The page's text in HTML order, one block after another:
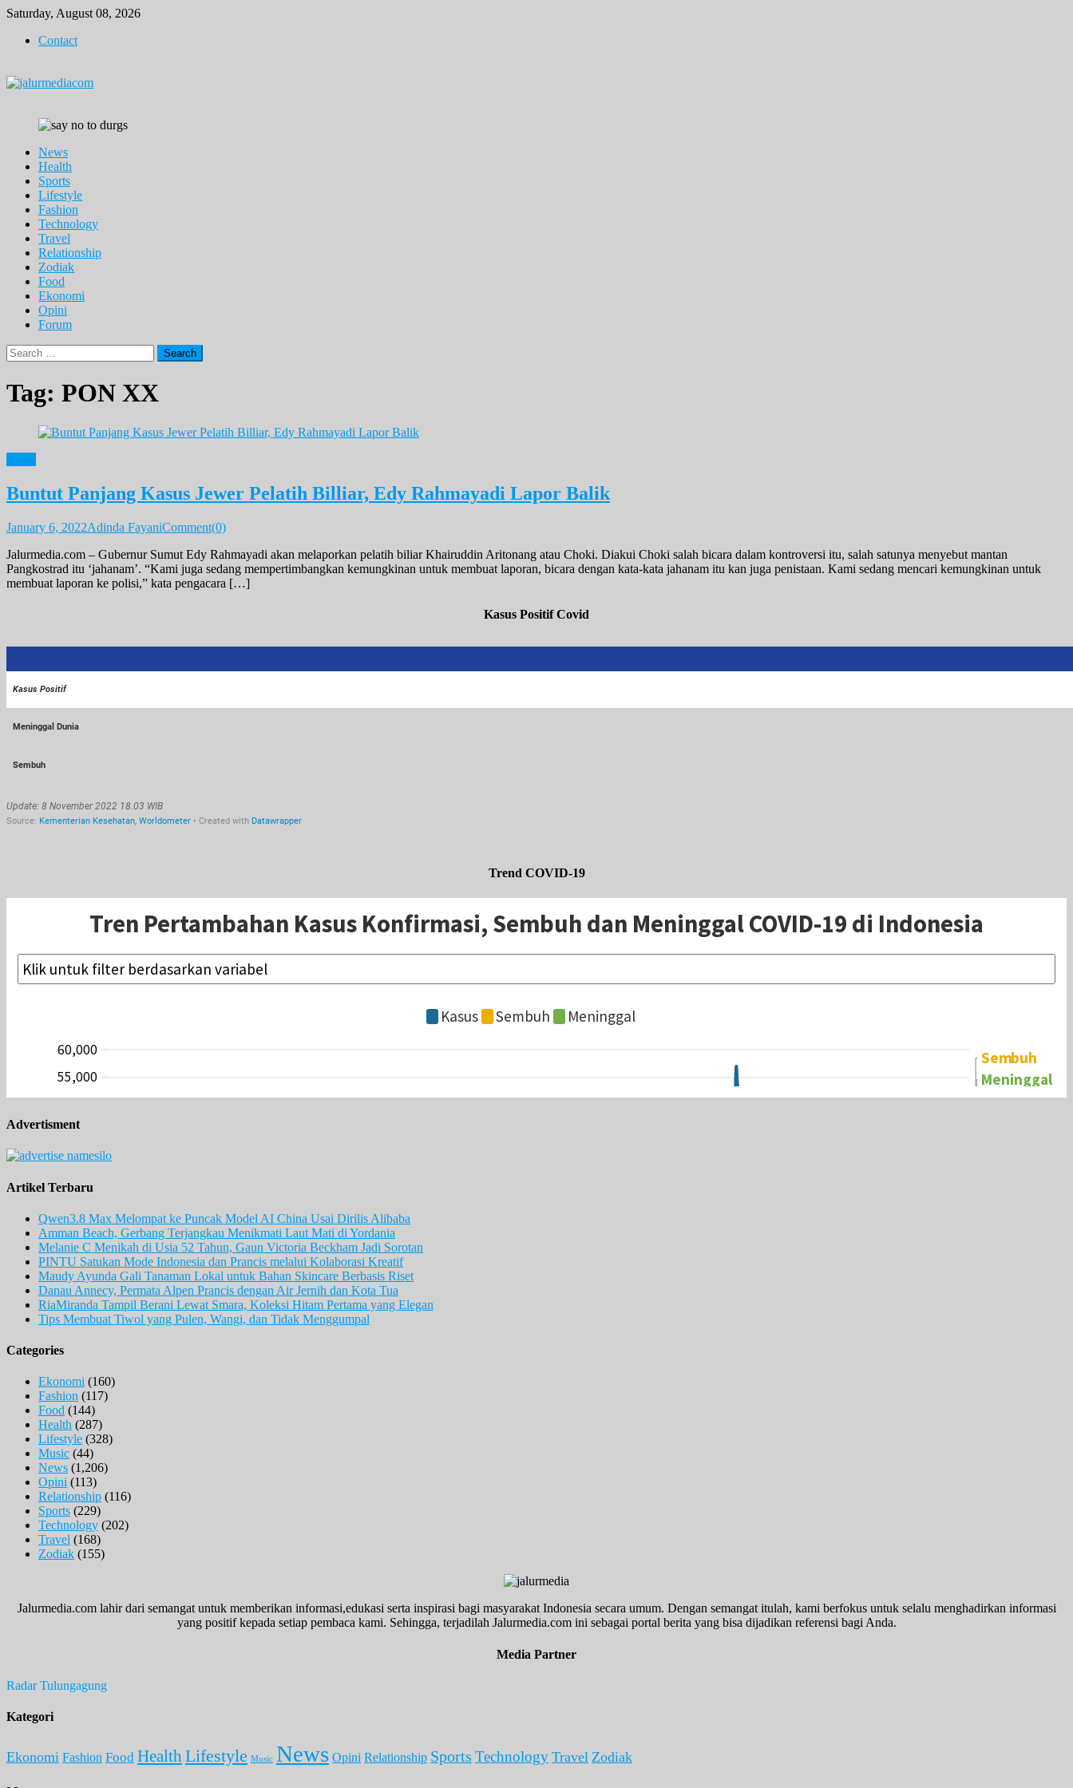
Skip
content
Saturday, August 08, 2026
Contact
News
Health
Sports
Lifestyle
Fashion
Technology
Travel
Relationship
Zodiak
Food
Ekonomi
Opini
Forum
Search
for:
Tag: PON XX
Buntut Panjang Kasus Jewer Pelatih Billiar, Edy Rahmayadi Lapor Balik
January 6, 2022Adinda FayaniComment(0)
Jalurmedia.com – Gubernur Sumut Edy Rahmayadi akan melaporkan pelatih biliar Khairuddin Aritonang atau Choki. Diakui Choki salah bicara dalam kontroversi itu, salah satunya menyebut mantan
Pangkostrad itu ‘jahanam’. “Kami juga sedang mempertimbangkan kemungkinan untuk membuat laporan, bicara dengan kata-kata jahanam itu kan juga penistaan. Kami sedang mencari kemungkinan untuk
membuat laporan ke polisi,” kata pengacara […]
Kasus Positif Covid
Trend COVID-19
Advertisment
Artikel Terbaru
Qwen3.8 Max Melompat ke Puncak Model AI China Usai Dirilis Alibaba
Amman Beach, Gerbang Terjangkau Menikmati Laut Mati di Yordania
Melanie C Menikah di Usia 52 Tahun, Gaun Victoria Beckham Jadi Sorotan
PINTU Satukan Mode Indonesia dan Prancis melalui Kolaborasi Kreatif
Maudy Ayunda Gali Tanaman Lokal untuk Bahan Skincare Berbasis Riset
Danau Annecy, Permata Alpen Prancis dengan Air Jernih dan Kota Tua
RiaMiranda Tampil Berani Lewat Smara, Koleksi Hitam Pertama yang Elegan
Tips Membuat Tiwol yang Pulen, Wangi, dan Tidak Menggumpal
Categories
Ekonomi (160)
Fashion (117)
Food (144)
Health (287)
Lifestyle (328)
Music (44)
News (1,206)
Opini (113)
Relationship (116)
Sports (229)
Technology (202)
Travel (168)
Zodiak (155)
Jalurmedia.com lahir dari semangat untuk memberikan informasi,edukasi serta inspirasi bagi masyarakat Indonesia secara umum. Dengan semangat itulah, kami berfokus untuk selalu menghadirkan informasi
yang positif kepada setiap pembaca kami. Sehingga, terjadilah Jalurmedia.com ini sebagai portal berita yang bisa dijadikan referensi bagi Anda.
Media Partner
Radar Tulungagung
Kategori
Ekonomi Fashion Food Health Lifestyle Music News Opini Relationship Sports Technology Travel Zodiak